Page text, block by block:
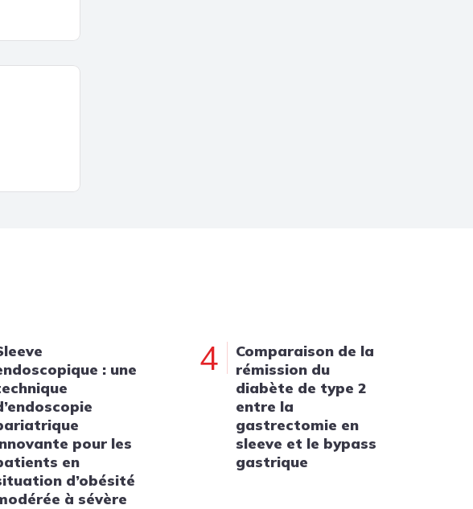
: une
pour les
en
d’obésité
à sévère
4
Comparaison de la
rémission du
diabète de type 2
entre la
gastrectomie en
sleeve et le bypass
gastrique